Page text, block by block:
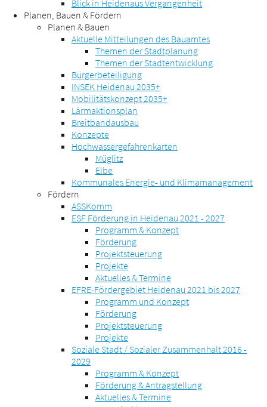
Blick in Heidenaus Vergangenheit
Planen, Bauen & Fördern
Planen & Bauen
Aktuelle Mitteilungen des Bauamtes
Themen der Stadtplanung
Themen der Stadtentwicklung
Bürgerbeteiligung
INSEK Heidenau 2035+
Mobilitätskonzept 2035+
Lärmaktionsplan
Breitbandausbau
Konzepte
Hochwassergefahrenkarten
Müglitz
Elbe
Kommunales Energie- und Klimamanagement
Fördern
ASSKomm
ESF Förderung in Heidenau 2021 - 2027
Programm & Konzept
Förderung
Projektsteuerung
Projekte
Aktuelles & Termine
EFRE-Fördergebiet Heidenau 2021 bis 2027
Programm und Konzept
Förderung
Projektsteuerung
Projekte
Soziale Stadt / Sozialer Zusammenhalt 2016 -
2029
Programm & Konzept
Förderung & Antragstellung
Aktuelles & Termine